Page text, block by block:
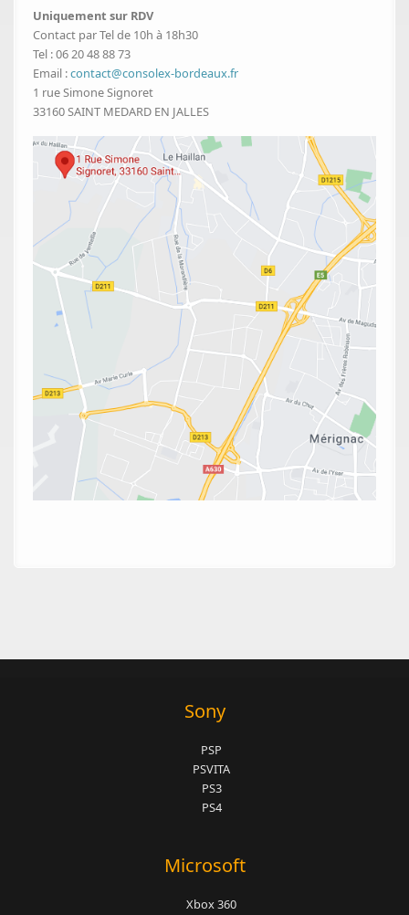
Uniquement sur RDV
Contact par Tel de 10h à 18h30
Tel : 06 20 48 88 73
Email :contact@consolex-bordeaux.fr
1 rue Simone Signoret
33160 SAINT MEDARD EN JALLES
Sony
PSP
PSVITA
PS3
PS4
Microsoft
Xbox 360